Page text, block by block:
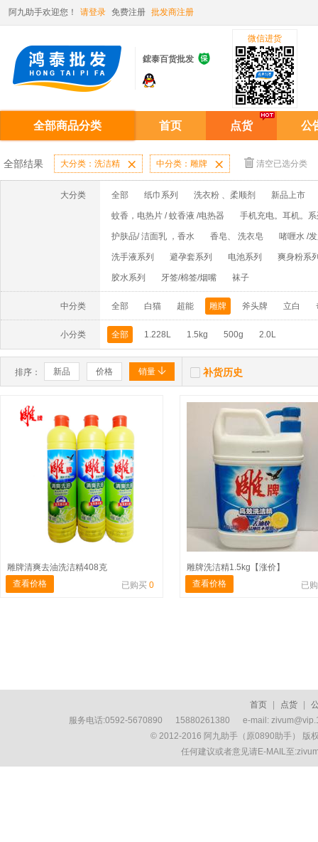
阿九助手欢迎您！ 请登录 免费注册 批发商注册
鋐泰百货批发 
微信进货
全部商品分类 首页 点货 公
全部结果 大分类：洗洁精  中分类：雕牌  清空已选分类
大分类 全部 纸巾系列 洗衣粉 、柔顺剂 新品上市
蚊香，电热片 / 蚊香液 /电热器 手机充电。耳机。
护肤品/ 洁面乳 ，香水 香皂、 洗衣皂 啫喱水 /
洗手液系列 避孕套系列 电池系列 爽身粉系
胶水系列 牙签/棉签/烟嘴 袜子
中分类 全部 白猫 超能 雕牌 斧头牌 立白
小分类 全部 1.228L 1.5kg 500g 2.0L
排序： 新品 价格 销量   补货历史
雕牌清爽去油洗洁精408克
查看价格
已购买 0
雕牌洗洁精1.5kg【涨价】
查看价格
已
首页 点货
服务电话:0592-5670890 15880261380 e-mail:
© 2012-2016 阿九助手（原0890助手） 版
任何建议或者意见请E-MAIL至